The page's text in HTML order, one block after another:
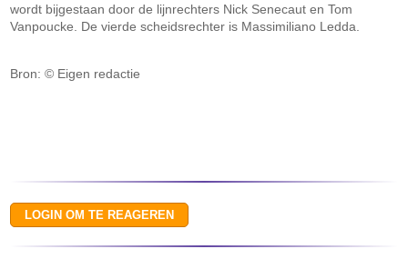
wordt bijgestaan door de lijnrechters Nick Senecaut en Tom
Vanpoucke. De vierde scheidsrechter is Massimiliano Ledda.
Bron: © Eigen redactie